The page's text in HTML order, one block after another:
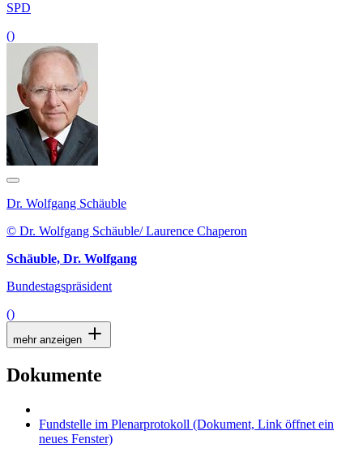
SPD
()
Dr. Wolfgang Schäuble
© Dr. Wolfgang Schäuble/ Laurence Chaperon
Schäuble, Dr. Wolfgang
Bundestagspräsident
()
mehr anzeigen
Dokumente
Fundstelle im Plenarprotokoll (Dokument, Link öffnet ein
neues Fenster)